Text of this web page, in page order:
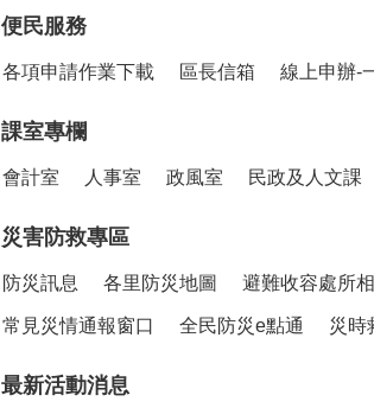
便民服務
各項申請作業下載 區長信箱 線上申辦-
課室專欄
會計室 人事室 政風室 民政及人文課
災害防救專區
防災訊息 各里防災地圖 避難收容處所
常見災情通報窗口 全民防災e點通 災時
最新活動消息